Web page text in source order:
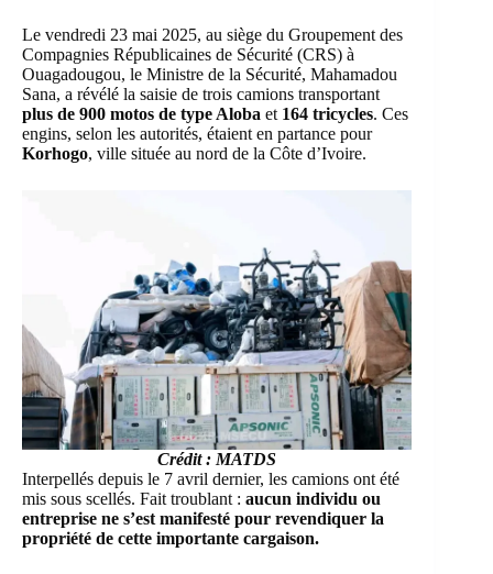
Le vendredi 23 mai 2025, au siège du Groupement des
Compagnies Républicaines de Sécurité (CRS) à
Ouagadougou, le Ministre de la Sécurité, Mahamadou
Sana, a révélé la saisie de trois camions transportant
plus de 900 motos de type Aloba et 164 tricycles. Ces
engins, selon les autorités, étaient en partance pour
Korhogo, ville située au nord de la Côte d’Ivoire.
Crédit : MATDS
Interpellés depuis le 7 avril dernier, les camions ont été
mis sous scellés. Fait troublant : aucun individu ou
entreprise ne s’est manifesté pour revendiquer la
propriété de cette importante cargaison.